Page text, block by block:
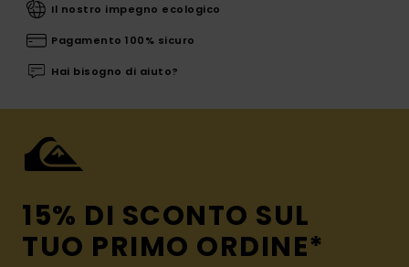
Il nostro impegno ecologico
Pagamento 100% sicuro
Hai bisogno di aiuto?
15% DI SCONTO SUL
TUO PRIMO ORDINE*